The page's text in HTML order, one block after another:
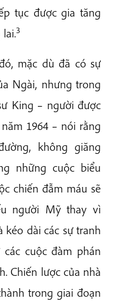
tục được gia tăng
3
mặc dù đã có sự
Ngài, nhưng trong
King – người được
1964 – nói rằng
không giăng
những cuộc biểu
chiến đẫm máu sẽ
người Mỹ thay vì
kéo dài các sự tranh
cuộc đàm phán
Chiến lược của nhà
trong giai đoạn